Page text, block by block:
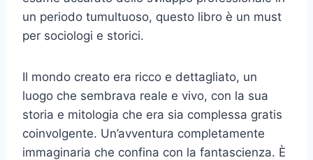
un periodo tumultuoso, questo libro è un must
per sociologi e storici.
Il mondo creato era ricco e dettagliato, un
luogo che sembrava reale e vivo, con la sua
storia e mitologia che era sia complessa gratis
coinvolgente. Un’avventura completamente
immaginaria che confina con la fantascienza. È